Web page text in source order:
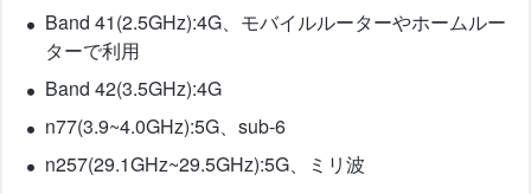
Band 41(2.5GHz):4G、モバイルルーターやホームルー
ターで利用
Band 42(3.5GHz):4G
n77(3.9~4.0GHz):5G、sub-6
n257(29.1GHz~29.5GHz):5G、ミリ波